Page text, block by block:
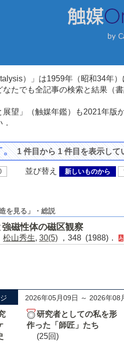
）」は1959年（昭和34年
なたでも全記事の検索と結果（
展望」（触媒年鑑）も2021年
。1 件目から 1 件目を表示して
並び替え 新しいものから
を見る」・総説
磁性体の磁区観察
松山秀生, 30(5) ，348 (1988)．
2026年05月09日 ～ 2026年08
研究者としての私を形
作った「師匠」たち
(25回)